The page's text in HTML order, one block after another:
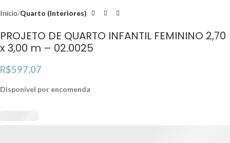
Início Quarto (Interiores)
PROJETO DE QUARTO INFANTIL FEMININO 2,70
x 3,00 m – 02.0025
R$597,07
Disponível por encomenda